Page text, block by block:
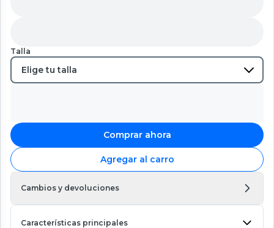
Talla
Comprar ahora
Agregar al carro
Cambios y devoluciones
Características principales